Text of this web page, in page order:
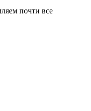
почти все